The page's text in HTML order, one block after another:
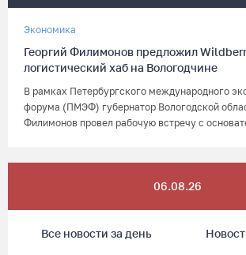
Экономика
Георгий Филимонов предложил
логистический хаб на Вологодчине
В рамках Петербургского международного
форума (ПМЭФ) губернатор Вологодской
Филимонов провел рабочую встречу с
06.08.26
Все новости за день